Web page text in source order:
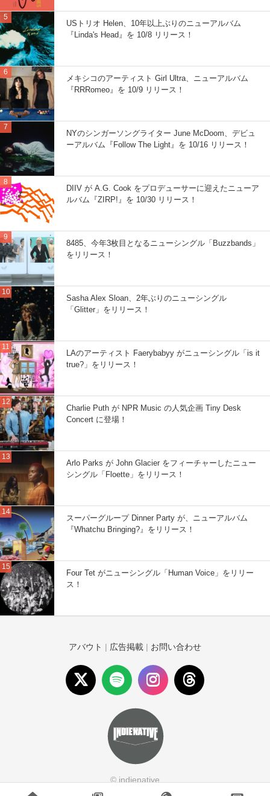
USトリオ Helen、10年以上ぶりのニューアルバム
『Linda's Head』を 10/8 リリース！
メキシコのアーティスト Girl Ultra、ニューアルバム
『RRRomeo』を 10/9 リリース！
NYのシンガーソングライター June McDoom、デビュ
ーアルバム『Follow The Light』を 10/16 リリース！
DIIV が A.G. Cook をプロデューサーに迎えたニューア
ルバム『ZIRP!』を 10/30 リリース！
8485、今年3枚目となるニューシングル「Buzzbands」
をリリース！
Sasha Alex Sloan、2年ぶりのニューシングル
「Glitter」をリリース！
LAのアーティスト Faerybabyy がニューシングル「is it
true?」をリリース！
Charlie Puth が NPR Music の人気企画 Tiny Desk
Concert に登場！
Arlo Parks が John Glacier をフィーチャーしたニュー
シングル「Floette」をリリース！
スーパーグループ Dinner Party が、ニューアルバム
『Whatchu Bringing?』をリリース！
Four Tet がニューシングル「Human Voice」をリリー
ス！
アバウト | 広告掲載 | お問い合わせ
© indienative